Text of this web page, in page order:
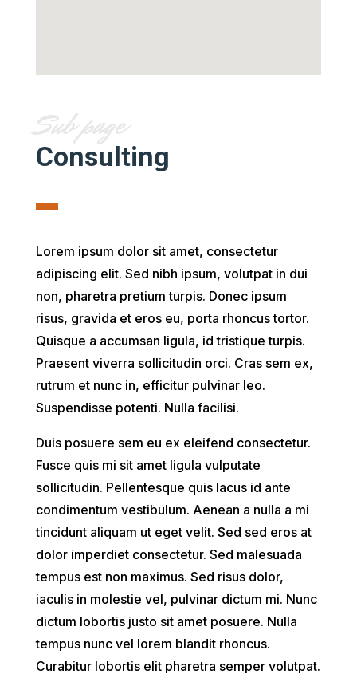
Sub page
Consulting
Lorem ipsum dolor sit amet, consectetur
adipiscing elit. Sed nibh ipsum, volutpat in dui
non, pharetra pretium turpis. Donec ipsum
risus, gravida et eros eu, porta rhoncus tortor.
Quisque a accumsan ligula, id tristique turpis.
Praesent viverra sollicitudin orci. Cras sem ex,
rutrum et nunc in, efficitur pulvinar leo.
Suspendisse potenti. Nulla facilisi.
Duis posuere sem eu ex eleifend consectetur.
Fusce quis mi sit amet ligula vulputate
sollicitudin. Pellentesque quis lacus id ante
condimentum vestibulum. Aenean a nulla a mi
tincidunt aliquam ut eget velit. Sed sed eros at
dolor imperdiet consectetur. Sed malesuada
tempus est non maximus. Sed risus dolor,
iaculis in molestie vel, pulvinar dictum mi. Nunc
dictum lobortis justo sit amet posuere. Nulla
tempus nunc vel lorem blandit rhoncus.
Curabitur lobortis elit pharetra semper volutpat.